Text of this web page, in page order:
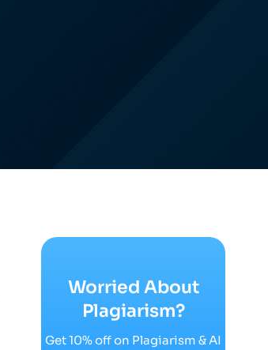
Worried About
Plagiarism?
Get 10% off on Plagiarism & AI